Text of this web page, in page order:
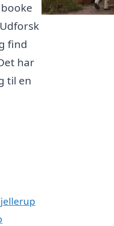
find
har
til en